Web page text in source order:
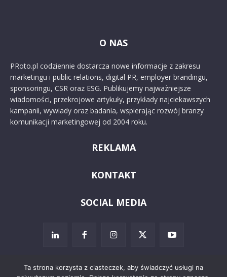
O NAS
PRoto.pl codziennie dostarcza nowe informacje z zakresu
marketingu i public relations, digital PR, employer brandingu,
sponsoringu, CSR oraz ESG. Publikujemy najważniejsze
wiadomości, przekrojowe artykuły, przykłady najciekawszych
kampanii, wywiady oraz badania, wspierając rozwój branży
komunikacji marketingowej od 2004 roku.
REKLAMA
KONTAKT
SOCIAL MEDIA
Ta strona korzysta z ciasteczek, aby świadczyć usługi na